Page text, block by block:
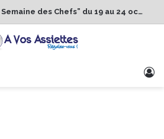
1er Édition de “La Semaine des Chefs” du 19 au 24 octobre 2026